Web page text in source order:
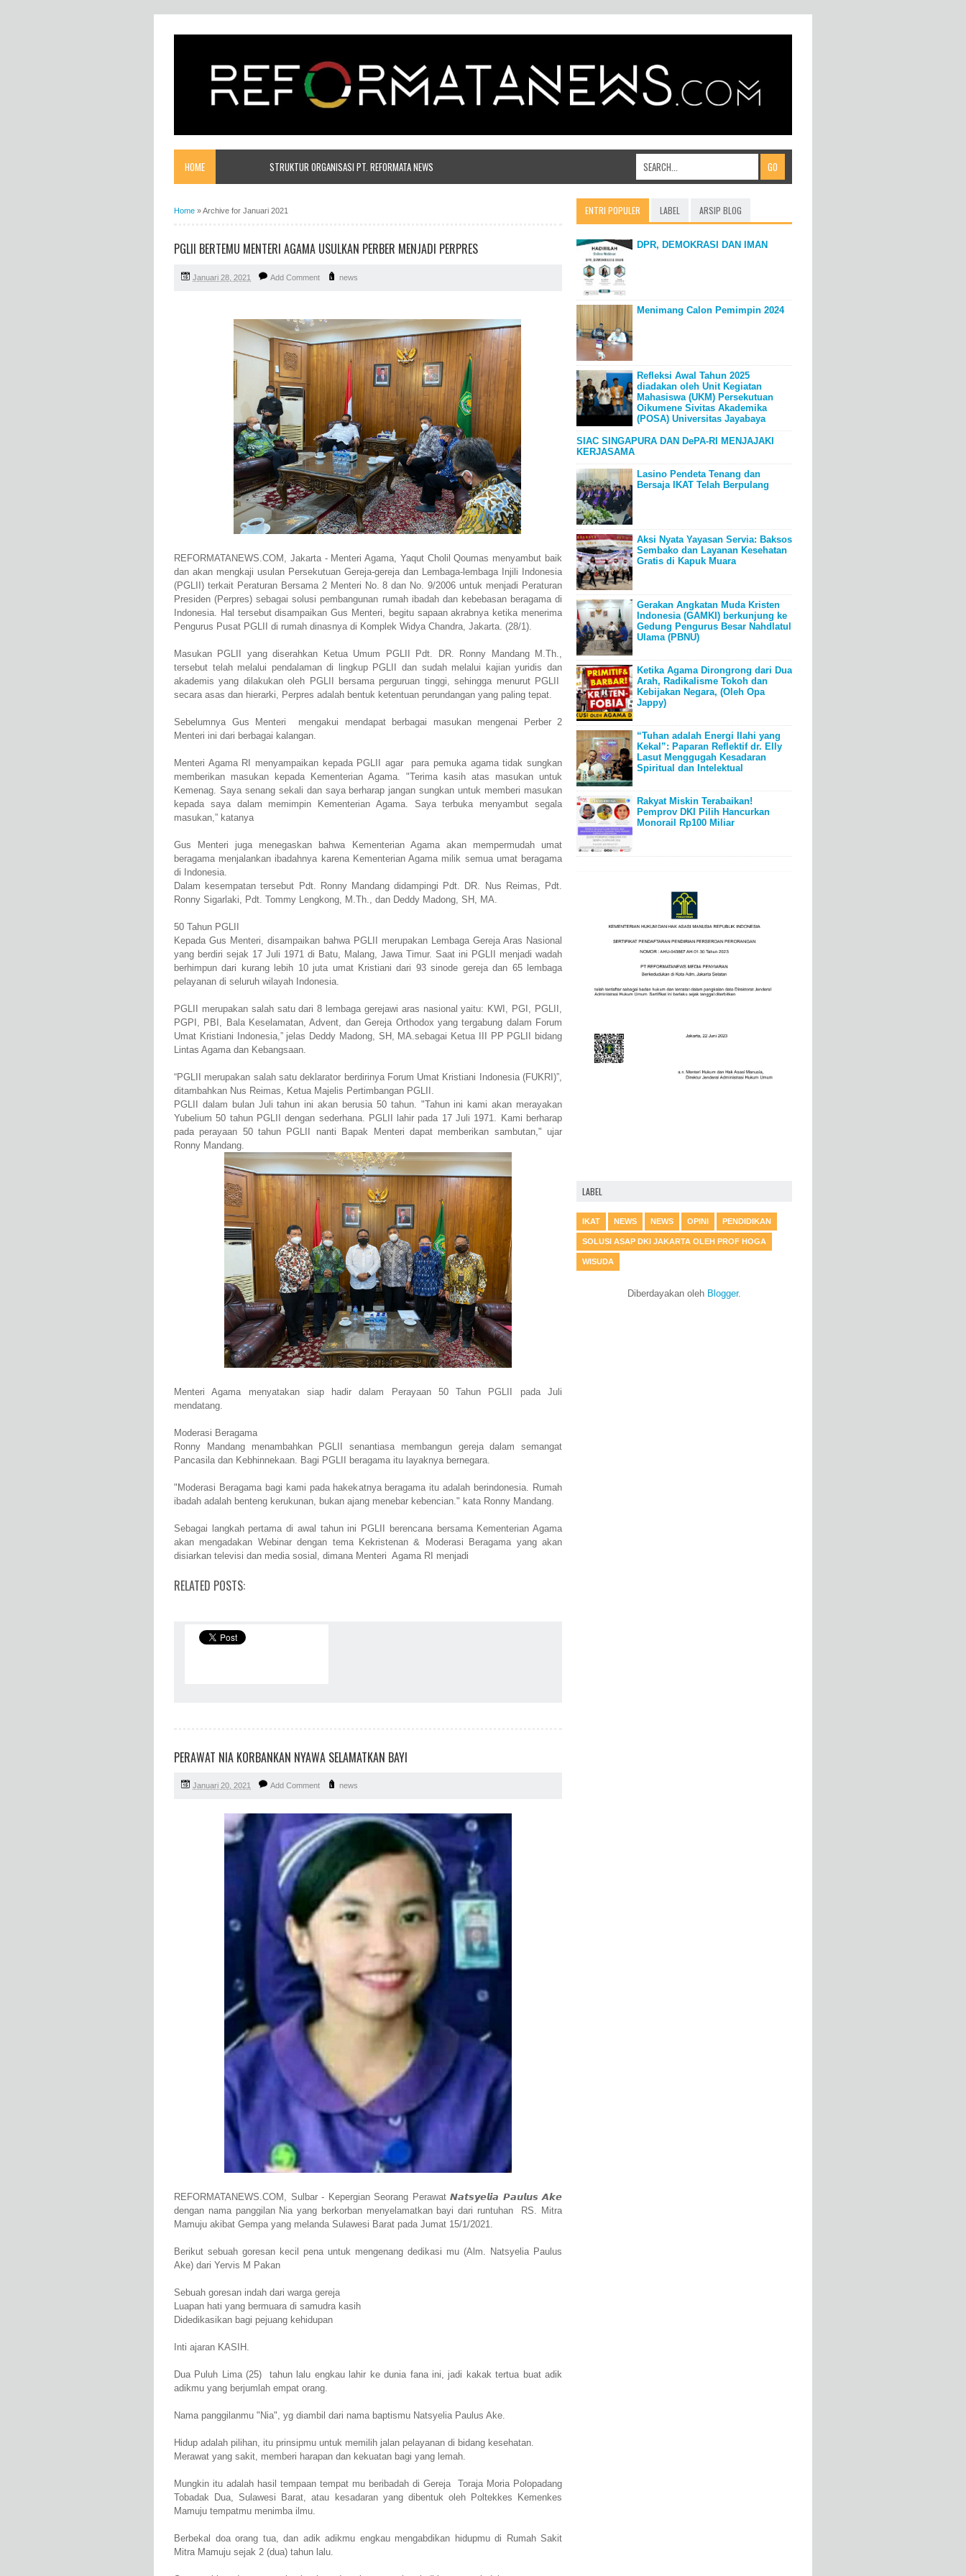
HOME STRUKTUR ORGANISASI PT. REFORMATA NEWS
Home »Archive for Januari 2021
PGLII BERTEMU MENTERI AGAMA USULKAN PERBER MENJADI PERPRES
Januari 28, 2021 Add Comment news
REFORMATANEWS.COM, Jakarta - Menteri Agama, Yaqut Cholil Qoumas menyambut baik
dan akan mengkaji usulan Persekutuan Gereja-gereja dan Lembaga-lembaga Injili Indonesia
(PGLII) terkait Peraturan Bersama 2 Menteri No. 8 dan No. 9/2006 untuk menjadi Peraturan
Presiden (Perpres) sebagai solusi pembangunan rumah ibadah dan kebebasan beragama di
Indonesia. Hal tersebut disampaikan Gus Menteri, begitu sapaan akrabnya ketika menerima
Pengurus Pusat PGLII di rumah dinasnya di Komplek Widya Chandra, Jakarta. (28/1).
Masukan PGLII yang diserahkan Ketua Umum PGLII Pdt. DR. Ronny Mandang M.Th.,
tersebut telah melalui pendalaman di lingkup PGLII dan sudah melalui kajian yuridis dan
akademis yang dilakukan oleh PGLII bersama perguruan tinggi, sehingga menurut PGLII
secara asas dan hierarki, Perpres adalah bentuk ketentuan perundangan yang paling tepat.
Sebelumnya Gus Menteri mengakui mendapat berbagai masukan mengenai Perber 2
Menteri ini dari berbagai kalangan.
Menteri Agama RI menyampaikan kepada PGLII agar para pemuka agama tidak sungkan
memberikan masukan kepada Kementerian Agama. "Terima kasih atas masukan untuk
Kemenag. Saya senang sekali dan saya berharap jangan sungkan untuk memberi masukan
kepada saya dalam memimpin Kementerian Agama. Saya terbuka menyambut segala
masukan,” katanya
Gus Menteri juga menegaskan bahwa Kementerian Agama akan mempermudah umat
beragama menjalankan ibadahnya karena Kementerian Agama milik semua umat beragama
di Indonesia.
Dalam kesempatan tersebut Pdt. Ronny Mandang didampingi Pdt. DR. Nus Reimas, Pdt.
Ronny Sigarlaki, Pdt. Tommy Lengkong, M.Th., dan Deddy Madong, SH, MA.
50 Tahun PGLII
Kepada Gus Menteri, disampaikan bahwa PGLII merupakan Lembaga Gereja Aras Nasional
yang berdiri sejak 17 Juli 1971 di Batu, Malang, Jawa Timur. Saat ini PGLII menjadi wadah
berhimpun dari kurang lebih 10 juta umat Kristiani dari 93 sinode gereja dan 65 lembaga
pelayanan di seluruh wilayah Indonesia.
PGLII merupakan salah satu dari 8 lembaga gerejawi aras nasional yaitu: KWI, PGI, PGLII,
PGPI, PBI, Bala Keselamatan, Advent, dan Gereja Orthodox yang tergabung dalam Forum
Umat Kristiani Indonesia,” jelas Deddy Madong, SH, MA.sebagai Ketua III PP PGLII bidang
Lintas Agama dan Kebangsaan.
“PGLII merupakan salah satu deklarator berdirinya Forum Umat Kristiani Indonesia (FUKRI)”,
ditambahkan Nus Reimas, Ketua Majelis Pertimbangan PGLII.
PGLII dalam bulan Juli tahun ini akan berusia 50 tahun. "Tahun ini kami akan merayakan
Yubelium 50 tahun PGLII dengan sederhana. PGLII lahir pada 17 Juli 1971. Kami berharap
pada perayaan 50 tahun PGLII nanti Bapak Menteri dapat memberikan sambutan," ujar
Ronny Mandang.
Menteri Agama menyatakan siap hadir dalam Perayaan 50 Tahun PGLII pada Juli
mendatang.
Moderasi Beragama
Ronny Mandang menambahkan PGLII senantiasa membangun gereja dalam semangat
Pancasila dan Kebhinnekaan. Bagi PGLII beragama itu layaknya bernegara.
"Moderasi Beragama bagi kami pada hakekatnya beragama itu adalah berindonesia. Rumah
ibadah adalah benteng kerukunan, bukan ajang menebar kebencian." kata Ronny Mandang.
Sebagai langkah pertama di awal tahun ini PGLII berencana bersama Kementerian Agama
akan mengadakan Webinar dengan tema Kekristenan & Moderasi Beragama yang akan
disiarkan televisi dan media sosial, dimana Menteri Agama RI menjadi
RELATED POSTS:
PERAWAT NIA KORBANKAN NYAWA SELAMATKAN BAYI
Januari 20, 2021 Add Comment news
REFORMATANEWS.COM, Sulbar - Kepergian Seorang Perawat 𝙉𝙖𝙩𝙨𝙮𝙚𝙡𝙞𝙖 𝙋𝙖𝙪𝙡𝙪𝙨 𝘼𝙠𝙚
dengan nama panggilan Nia yang berkorban menyelamatkan bayi dari runtuhan RS. Mitra
Mamuju akibat Gempa yang melanda Sulawesi Barat pada Jumat 15/1/2021.
Berikut sebuah goresan kecil pena untuk mengenang dedikasi mu (Alm. Natsyelia Paulus
Ake) dari Yervis M Pakan
Sebuah goresan indah dari warga gereja
Luapan hati yang bermuara di samudra kasih
Didedikasikan bagi pejuang kehidupan
Inti ajaran KASIH.
Dua Puluh Lima (25) tahun lalu engkau lahir ke dunia fana ini, jadi kakak tertua buat adik
adikmu yang berjumlah empat orang.
Nama panggilanmu "Nia", yg diambil dari nama baptismu Natsyelia Paulus Ake.
Hidup adalah pilihan, itu prinsipmu untuk memilih jalan pelayanan di bidang kesehatan.
Merawat yang sakit, memberi harapan dan kekuatan bagi yang lemah.
Mungkin itu adalah hasil tempaan tempat mu beribadah di Gereja Toraja Moria Polopadang
Tobadak Dua, Sulawesi Barat, atau kesadaran yang dibentuk oleh Poltekkes Kemenkes
Mamuju tempatmu menimba ilmu.
Berbekal doa orang tua, dan adik adikmu engkau mengabdikan hidupmu di Rumah Sakit
Mitra Mamuju sejak 2 (dua) tahun lalu.
ENTRI POPULER LABEL ARSIP BLOG
DPR, DEMOKRASI DAN IMAN
Menimang Calon Pemimpin 2024
Refleksi Awal Tahun 2025
diadakan oleh Unit Kegiatan
Mahasiswa (UKM) Persekutuan
Oikumene Sivitas Akademika
(POSA) Universitas Jayabaya
SIAC SINGAPURA DAN DePA-RI MENJAJAKI
KERJASAMA
Lasino Pendeta Tenang dan
Bersaja IKAT Telah Berpulang
Aksi Nyata Yayasan Servia: Baksos
Sembako dan Layanan Kesehatan
Gratis di Kapuk Muara
Gerakan Angkatan Muda Kristen
Indonesia (GAMKI) berkunjung ke
Gedung Pengurus Besar Nahdlatul
Ulama (PBNU)
Ketika Agama Dirongrong dari Dua
Arah, Radikalisme Tokoh dan
Kebijakan Negara, (Oleh Opa
Jappy)
“Tuhan adalah Energi Ilahi yang
Kekal”: Paparan Reflektif dr. Elly
Lasut Menggugah Kesadaran
Spiritual dan Intelektual
Rakyat Miskin Terabaikan!
Pemprov DKI Pilih Hancurkan
Monorail Rp100 Miliar
LABEL
IKAT NEWS NEWS OPINI PENDIDIKAN
SOLUSI ASAP DKI JAKARTA OLEH PROF HOGA
WISUDA
Diberdayakan oleh Blogger.